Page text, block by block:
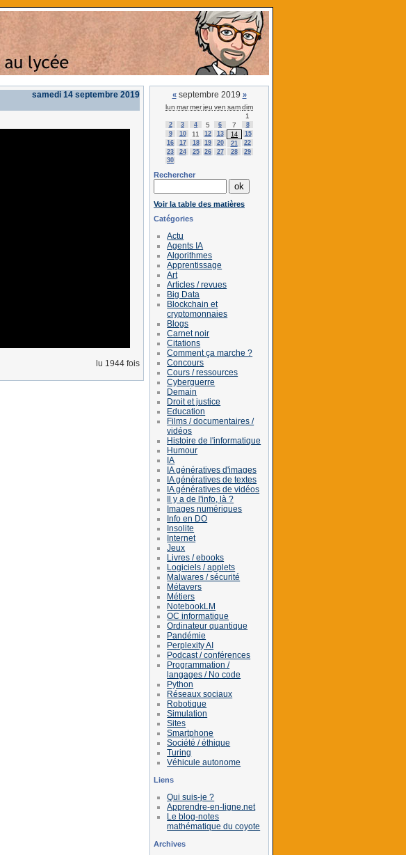
samedi 14 septembre 2019
lu 1944 fois
«septembre 2019 »
lun marmerjeu ven samdim
1
2 3 4 5 6 7
8
9
10 11 12 13 14
15
16
17 18 19 20 21
22
23
24 25 26 27 28
29
30
Rechercher
Voir la table des matières
Catégories
Actu
Agents IA
Algorithmes
Apprentissage
Art
Articles / revues
Big Data
Blockchain et
cryptomonnaies
Blogs
Carnet noir
Citations
Comment ça marche ?
Concours
Cours / ressources
Cyberguerre
Demain
Droit et justice
Education
Films / documentaires /
vidéos
Histoire de l'informatique
Humour
IA
IA génératives d'images
IA génératives de textes
IA génératives de vidéos
Il y a de l'info, là ?
Images numériques
Info en DO
Insolite
Internet
Jeux
Livres / ebooks
Logiciels / applets
Malwares / sécurité
Métavers
Métiers
NotebookLM
OC informatique
Ordinateur quantique
Pandémie
Perplexity AI
Podcast / conférences
Programmation /
langages / No code
Python
Réseaux sociaux
Robotique
Simulation
Sites
Smartphone
Société / éthique
Turing
Véhicule autonome
Liens
Qui suis-je ?
Apprendre-en-ligne.net
Le blog-notes
mathématique du coyote
Archives